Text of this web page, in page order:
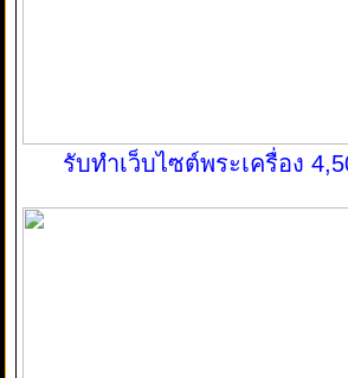
รับทำเว็บไซต์พระเครื่อง